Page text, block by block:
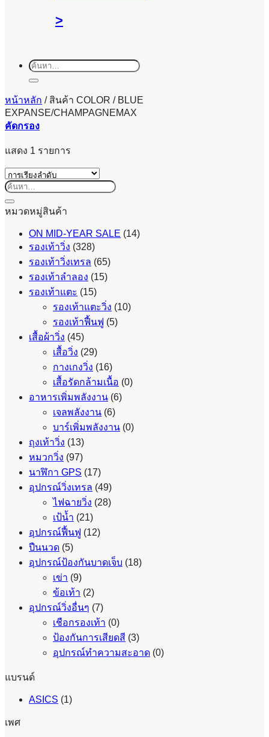
>
ค้นหา:
หน้าหลัก /สินค้า COLOR /BLUE
EXPANSE/CHAMPAGNEMAX
คัดกรอง
แสดง 1 รายการ
ค้นหา:
หมวดหมู่สินค้า
ON MID-YEAR SALE (14)
รองเท้าวิ่ง (328)
รองเท้าวิ่งเทรล (65)
รองเท้าลำลอง (15)
รองเท้าแตะ (15)
รองเท้าแตะวิ่ง (10)
รองเท้าฟื้นฟู (5)
เสื้อผ้าวิ่ง (45)
เสื้อวิ่ง (29)
กางเกงวิ่ง (16)
เสื้อรัดกล้ามเนื้อ (0)
อาหารเพิ่มพลังงาน (6)
เจลพลังงาน (6)
บาร์เพิ่มพลังงาน (0)
ถุงเท้าวิ่ง (13)
หมวกวิ่ง (97)
นาฬิกา GPS (17)
อุปกรณ์วิ่งเทรล (49)
ไฟฉายวิ่ง (28)
เป้น้ำ (21)
อุปกรณ์ฟื้นฟู (12)
ปืนนวด (5)
อุปกรณ์ป้องกันบาดเจ็บ (18)
เข่า (9)
ข้อเท้า (2)
อุปกรณ์วิ่งอื่นๆ (7)
เชือกรองเท้า (0)
ป้องกันการเสียดสี (3)
อุปกรณ์ทำความสะอาด (0)
แบรนด์
ASICS (1)
เพศ